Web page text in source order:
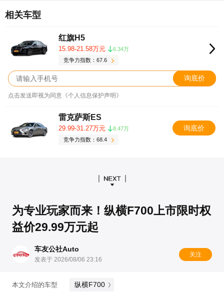
相关车型
红旗H5
15.98-21.58万元
6.34万
竞争力指数：67.6
询底价
点击发送即视为同意《个人信息保护声明》
雷克萨斯ES
29.99-31.27万元
8.47万
竞争力指数：68.4
询底价
为专业玩家而来！纵横F700上市限时权
益价29.99万元起
车友公社Auto
发表于 2026/08/06 23:16
关注
本文介绍的车型 纵横F700